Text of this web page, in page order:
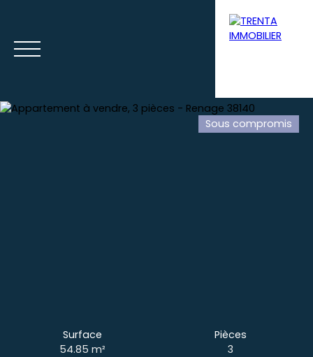
Sous compromis
Surface
54.85m²
Pièces
3